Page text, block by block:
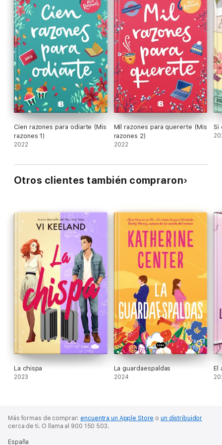
Cien razones para odiarte (Mis
razones 1)
2022
Mil razones para quererte (Mis
razones 2)
2022
Si
Otros clientes también compraron
La chispa
2023
La guardaespaldas
2024
El
Más formas de comprar: encuentra un Apple Store oun distribuidor
cerca de ti. O llama al 900 150 503.
España